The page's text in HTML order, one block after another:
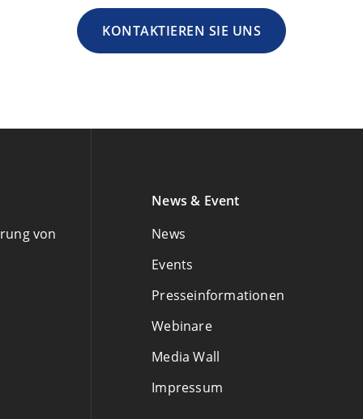
KONTAKTIEREN SIE UNS
von
News & Event
News
Events
Presseinformationen
Webinare
Media Wall
Impressum